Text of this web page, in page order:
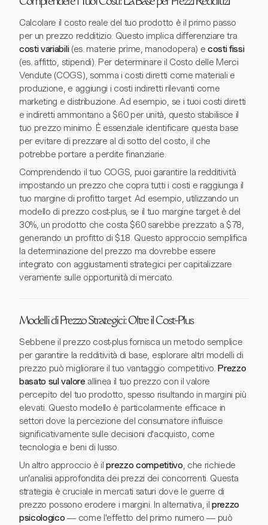
Comprendere i Tuoi Costi: La Base per Prezzi Redditizi
Calcolare il costo reale del tuo prodotto è il primo passo
per un prezzo redditizio. Questo implica differenziare tra
costi variabili(es. materie prime, manodopera) ecosti fissi
(es. affitto, stipendi). Per determinare il Costo delle Merci
Vendute (COGS), somma i costi diretti come materiali e
produzione, e aggiungi i costi indiretti rilevanti come
marketing e distribuzione. Ad esempio, se i tuoi costi diretti
e indiretti ammontano a $60 per unità, questo stabilisce il
tuo prezzo minimo. È essenziale identificare questa base
per evitare di prezzare al di sotto del costo, il che
potrebbe portare a perdite finanziarie.
Comprendendo il tuo COGS, puoi garantire la redditività
impostando un prezzo che copra tutti i costi e raggiunga il
tuo margine di profitto target. Ad esempio, utilizzando un
modello di prezzo cost-plus, se il tuo margine target è del
30%, un prodotto che costa $60 sarebbe prezzato a $78,
generando un profitto di $18. Questo approccio semplifica
la determinazione del prezzo ma dovrebbe essere
integrato con aggiustamenti strategici per capitalizzare
veramente sulle opportunità di mercato.
Modelli di Prezzo Strategici: Oltre il Cost-Plus
Sebbene il prezzo cost-plus fornisca un metodo semplice
per garantire la redditività di base, esplorare altri modelli di
prezzo può migliorare il tuo vantaggio competitivo.Prezzo
basato sul valoreallinea il tuo prezzo con il valore
percepito del tuo prodotto, spesso risultando in margini più
elevati. Questo modello è particolarmente efficace in
settori dove la percezione del consumatore influisce
significativamente sulle decisioni d'acquisto, come
tecnologia e beni di lusso.
Un altro approccio è ilprezzo competitivo, che richiede
un'analisi approfondita dei prezzi dei concorrenti. Questa
strategia è cruciale in mercati saturi dove le guerre di
prezzo possono erodere i margini. In alternativa, ilprezzo
psicologico — come l'effetto del primo numero — può